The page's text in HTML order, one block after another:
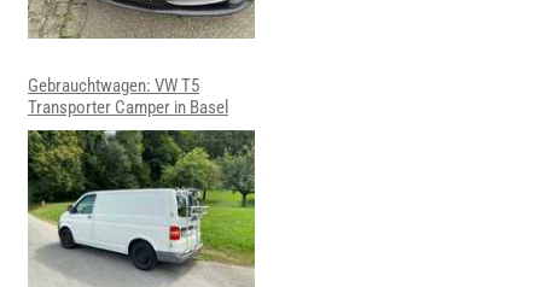
Gebrauchtwagen: VW T5
Transporter Camper in Basel